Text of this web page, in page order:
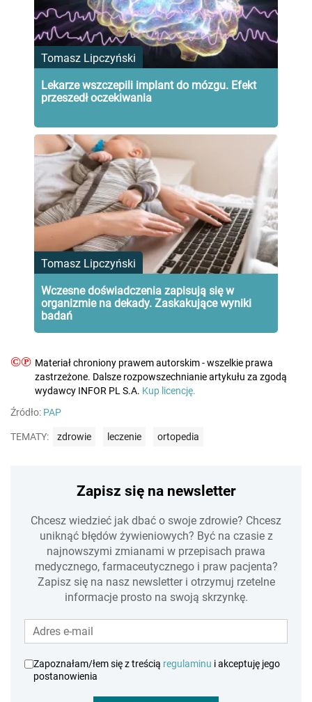
Tomasz Lipczyński
Lekarze wszczepili implant do mózgu. Efekt
przeszedł oczekiwania
Tomasz Lipczyński
Wczesne doświadczenia zapisują się w
organizmie na dekady. Zaskakujące wyniki
badań
©℗ Materiał chroniony prawem autorskim - wszelkie prawa
zastrzeżone. Dalsze rozpowszechnianie artykułu za zgodą
wydawcy INFOR PL S.A. Kup licencję.
Źródło: PAP
TEMATY: zdrowie leczenie ortopedia
Zapisz się na newsletter
Chcesz wiedzieć jak dbać o swoje zdrowie? Chcesz
uniknąć błędów żywieniowych? Być na czasie z
najnowszymi zmianami w przepisach prawa
medycznego, farmaceutycznego i praw pacjenta?
Zapisz się na nasz newsletter i otrzymuj rzetelne
informacje prosto na swoją skrzynkę.
Zapoznałam/łem się z treścią regulaminu i akceptuję jego
postanowienia